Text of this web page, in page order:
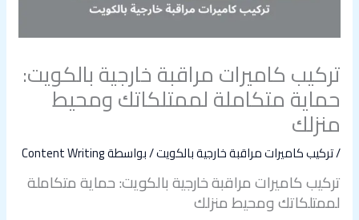
تركيب كاميرات مراقبة خارجية بالكويت:
حماية متكاملة لممتلكاتك ومحيط
منزلك
/تركيب كاميرات مراقبة خارجية بالكويت/ بواسطةContent Writing
تركيب كاميرات مراقبة خارجية بالكويت: حماية متكاملة
لممتلكاتك ومحيط منزلك